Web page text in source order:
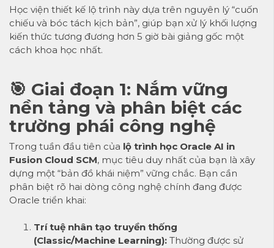
Học viện thiết kế lộ trình này dựa trên nguyên lý “cuốn
chiếu và bóc tách kịch bản”, giúp bạn xử lý khối lượng
kiến thức tương đương hơn 5 giờ bài giảng gốc một
cách khoa học nhất.
🎯 Giai đoạn 1: Nắm vững
nền tảng và phân biệt các
trường phái công nghệ
Trong tuần đầu tiên của lộ trình học Oracle AI in
Fusion Cloud SCM, mục tiêu duy nhất của bạn là xây
dựng một “bản đồ khái niệm” vững chắc. Bạn cần
phân biệt rõ hai dòng công nghệ chính đang được
Oracle triển khai:
Trí tuệ nhân tạo truyền thống
(Classic/Machine Learning): Thường được sử